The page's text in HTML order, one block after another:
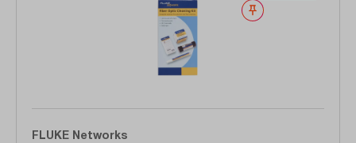
Noter
FLUKE Networks